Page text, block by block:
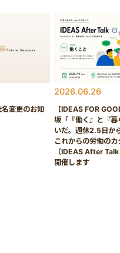
変更のお知
2026.06.26
【IDEAS FOR
坂「『働く』と『暮
いだ。週休2.5日か
これからの労働のカ
（IDEAS After
開催します